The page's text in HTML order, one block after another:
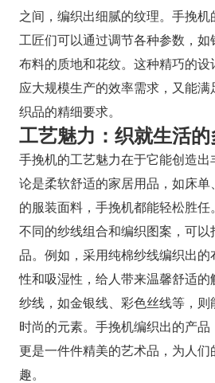
之间，编织出细腻的纹理。手挽机
工匠们可以通过调节各种参数，如
布料的质地和花纹。这种精巧的
应大规模生产的效率需求，又能
织品的精细要求。
工艺魅力：织就生活
手挽机的工艺魅力在于它能创造
论是柔软舒适的家居用品，如床
的服装面料，手挽机都能轻松胜
不同的纱线组合和编织图案，可以
品。例如，采用纯棉纱线编织出
性和吸湿性，给人带来温馨舒适
纱线，如金银线、彩色丝线等，
时尚的元素。手挽机编织出的产品
更是一件件精美的艺术品，为人
趣。